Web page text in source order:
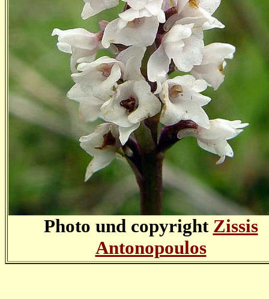
Photo und copyright Zissis
Antonopoulos